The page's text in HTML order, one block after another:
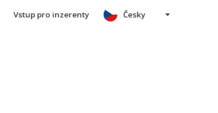
Vstup pro inzerenty Česky